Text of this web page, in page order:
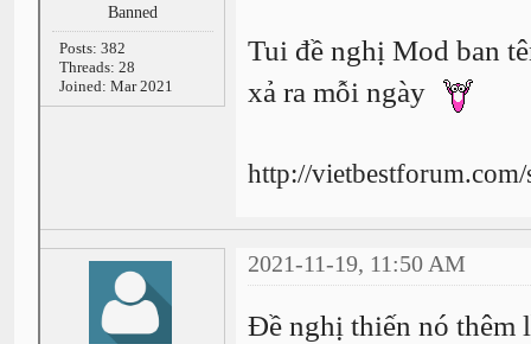
Banned
Posts: 382
Threads: 28
Joined: Mar 2021
Tui đề nghị Mod ban
xả ra mỗi ngày
http://
2021-11-19, 11:50 AM
Đề nghị thiến nó thêm